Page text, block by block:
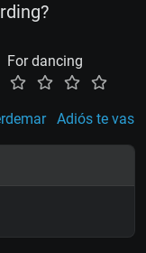
For dancing
Adiós te vas